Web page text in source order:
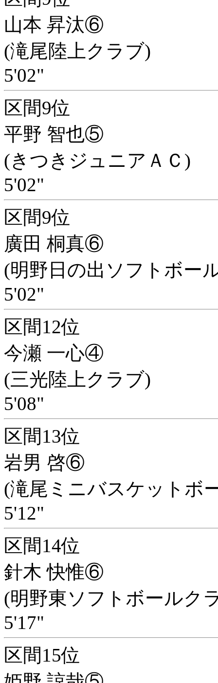
山本 昇汰⑥
(滝尾陸上クラブ)
5'02"
区間9位
平野 智也⑤
(きつきジュニアＡＣ)
5'02"
区間9位
廣田 桐真⑥
(明野日の出ソフトボー
5'02"
区間12位
今瀬 一心④
(三光陸上クラブ)
5'08"
区間13位
岩男 啓⑥
(滝尾ミニバスケットボ
5'12"
区間14位
針木 快惟⑥
(明野東ソフトボールク
5'17"
区間15位